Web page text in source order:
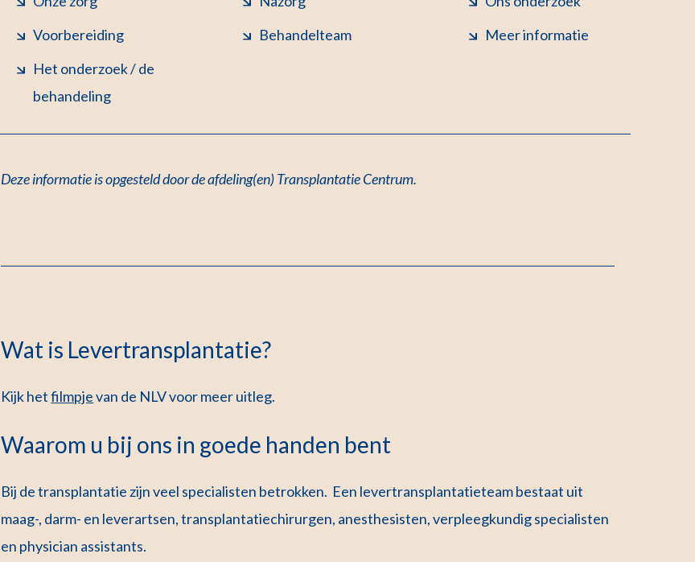
Voorbereiding
Het onderzoek / de
behandeling
Behandelteam
Meer informatie
Deze informatie is opgesteld door de afdeling(en) Transplantatie Centrum.
Wat is Levertransplantatie?
Kijk hetfilmpjevan de NLV voor meer uitleg.
Waarom u bij ons in goede handen bent
Bij de transplantatie zijn veel specialisten betrokken. Een levertransplantatieteam bestaat uit
maag-, darm- en leverartsen, transplantatiechirurgen, anesthesisten, verpleegkundig specialisten
en physician assistants.